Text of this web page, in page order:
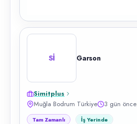
Sİ Garson
Simitplus
Muğla Bodrum Türkiye
3 gün önce
Tam Zamanlı İş Yerinde